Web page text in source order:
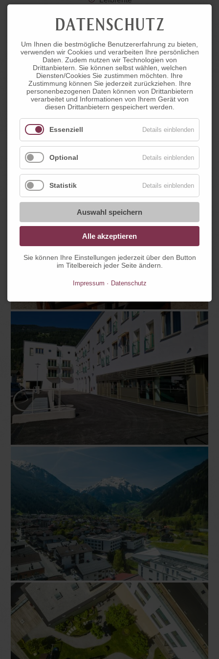
Anmeldeformular
Anmeldeformular / Heimanmeldung(186,0
KiB)
Checkliste benötigte Unterlagen(35,9 KiB)
Vom Land & Bund genehmigte Tarifsätze
DATENSCHUTZ
Um Ihnen die bestmögliche Benutzererfahrung zu bieten,
verwenden wir Cookies und verarbeiten Ihre persönlichen
Daten. Zudem nutzen wir Technologien von
Drittanbietern. Sie können selbst wählen, welchen
Diensten/Cookies Sie zustimmen möchten. Ihre
Zustimmung können Sie jederzeit zurückziehen. Ihre
personenbezogenen Daten können von Drittanbietern
verarbeitet und Informationen von Ihrem Gerät von
diesen Drittanbietern gespeichert werden.
Essenziell Details einblenden
Optional Details einblenden
Statistik Details einblenden
Auswahl speichern
Alle akzeptieren
Sie können Ihre Einstellungen jederzeit über den Button
im Titelbereich jeder Seite ändern.
Impressum Datenschutz